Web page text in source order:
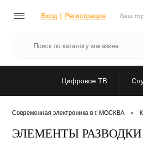
Вход Регистрация Ваш
Цифровое ТВ
Современная электроника в г. МОСКВА •
ЭЛЕМЕНТЫ РАЗВОДКИ